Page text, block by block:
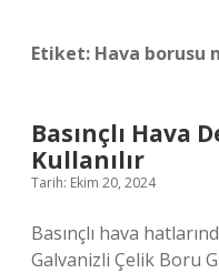
Etiket: Hava borusu
Basınçlı Hava
Kullanılır
Tarih: Ekim 20, 2024
Basınçlı hava
Galvanizli Çelik Boru